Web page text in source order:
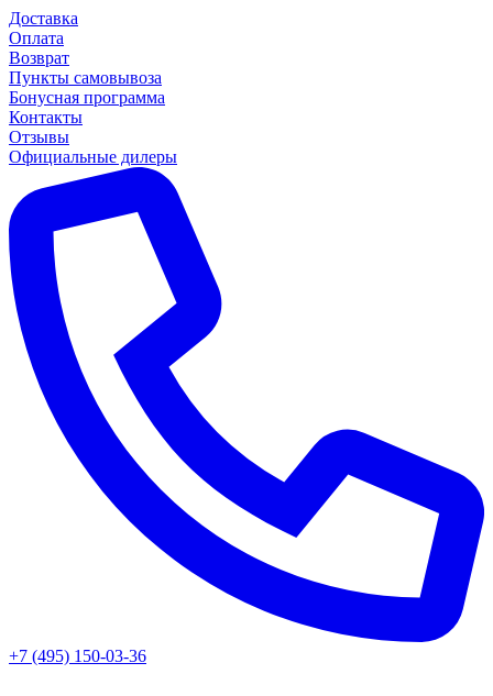
Доставка
Оплата
Возврат
Пункты самовывоза
Бонусная программа
Контакты
Отзывы
Официальные дилеры
+7 (495) 150-03-36